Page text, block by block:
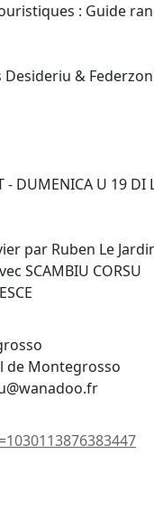
: Guide
&
- DUMENICA U 19 DI
par Ruben Le
SCAMBIU CORSU
de Montegrosso